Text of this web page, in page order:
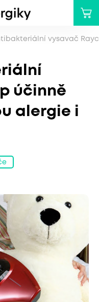
vysavač
účinně
alergie i